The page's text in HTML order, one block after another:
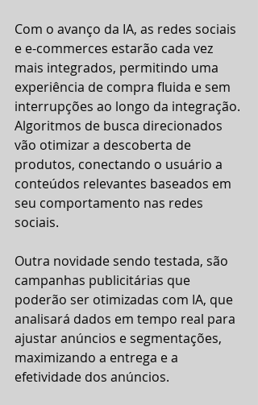
Com o avanço da IA, as redes sociais
e e-commerces estarão cada vez
mais integrados, permitindo uma
experiência de compra fluida e sem
interrupções ao longo da integração.
Algoritmos de busca direcionados
vão otimizar a descoberta de
produtos, conectando o usuário a
conteúdos relevantes baseados em
seu comportamento nas redes
sociais.
Outra novidade sendo testada, são
campanhas publicitárias que
poderão ser otimizadas com IA, que
analisará dados em tempo real para
ajustar anúncios e segmentações,
maximizando a entrega e a
efetividade dos anúncios.